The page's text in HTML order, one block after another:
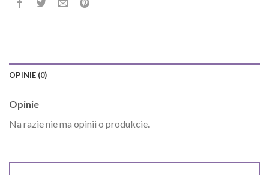
OPINIE (0)
Opinie
Na razie nie ma opinii o produkcie.